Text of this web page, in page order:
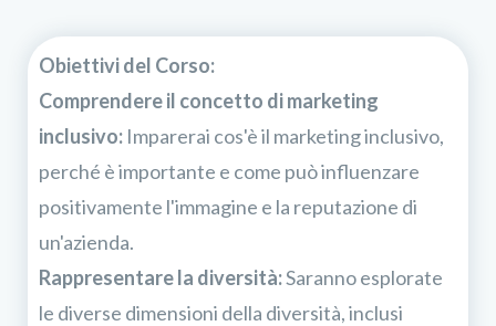
Obiettivi del Corso:
Comprendere il concetto di marketing
inclusivo: Imparerai cos'è il marketing inclusivo,
perché è importante e come può influenzare
positivamente l'immagine e la reputazione di
un'azienda.
Rappresentare la diversità:Saranno esplorate
le diverse dimensioni della diversità, inclusi